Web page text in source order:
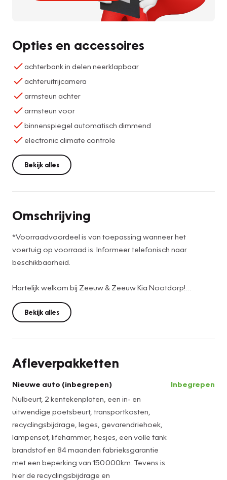
Opties en accessoires
achterbank in delen neerklapbaar
achteruitrijcamera
armsteun achter
armsteun voor
binnenspiegel automatisch dimmend
electronic climate controle
Bekijk alles
Omschrijving
*Voorraadvoordeel is van toepassing wanneer het
voertuig op voorraad is. Informeer telefonisch naar
beschikbaarheid.
Hartelijk welkom bij Zeeuw & Zeeuw Kia Nootdorp!
Bent u opzoek naar een nieuwe of gebruikte auto? Dan
bent u bij ons aan het juiste adres.
zoeken met u mee naar de juiste auto die aan al u wensen
Daarbij hebben wij in onze garage echte vakmensen lopen
op het gebied van Kia en andere merken!
U kunt dus ook bij ons terecht voor uw onderhoud en APK,
maar ook gewoon als u vragen heeft.
Bent u nieuwsgierig geworden en wilt u bij ons
langskomen?
Bekijk alles
Afleverpakketten
Nieuwe auto (inbegrepen)
Nulbeurt, 2 kentekenplaten, een in- en
uitwendige poetsbeurt, transportkosten,
recyclingsbijdrage, leges, gevarendriehoek,
lampenset, lifehammer, hesjes, een volle tank
brandstof en 84 maanden fabrieksgarantie
met een beperking van 150.000km. Tevens is
hier de recyclingsbijdrage en
Inbegrepen